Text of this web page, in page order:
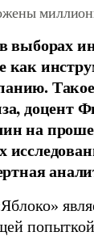
выборах
как
доцент
на